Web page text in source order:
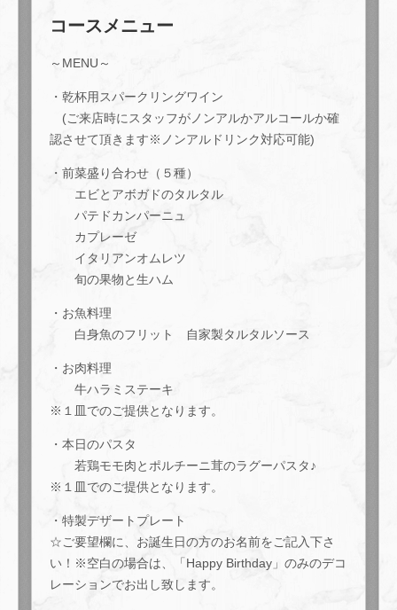
コースメニュー
～MENU～
・乾杯用スパークリングワイン
(ご来店時にスタッフがノンアルかアルコールか確
認させて頂きます※ノンアルドリンク対応可能)
・前菜盛り合わせ（５種）
エビとアボガドのタルタル
パテドカンパーニュ
カプレーゼ
イタリアンオムレツ
旬の果物と生ハム
・お魚料理
白身魚のフリット 自家製タルタルソース
・お肉料理
牛ハラミステーキ
※１皿でのご提供となります。
・本日のパスタ
若鶏モモ肉とポルチーニ茸のラグーパスタ♪
※１皿でのご提供となります。
・特製デザートプレート
☆ご要望欄に、お誕生日の方のお名前をご記入下さ
い！※空白の場合は、「Happy Birthday」のみのデコ
レーションでお出し致します。
ペア誕生日プラン10,000円(込)/2名で【月～金曜の平日限
京都府京都市中京区上大阪町５２１エンパイアビル１０階
https://acecafe.owst.jp/courses/63724373